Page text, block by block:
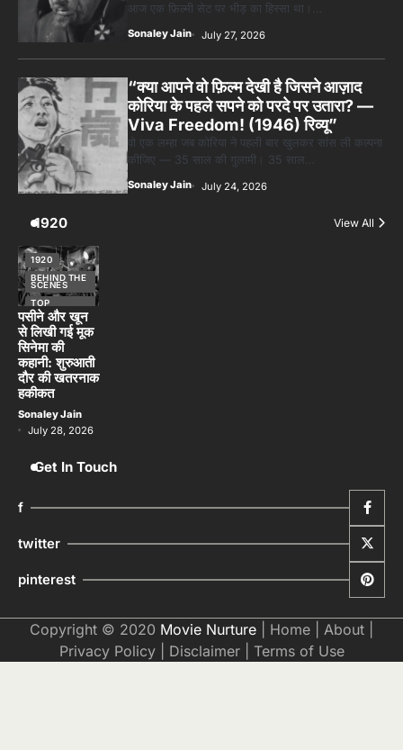
आज एक फ़िल्मी सेट पर भीड़ का हिस्सा था।…
Sonaley Jain July 27, 2026
“क्या आपने वो फ़िल्म देखी है जिसने आज़ाद
कोरिया के पहले सपने को परदे पर उतारा? —
Viva Freedom! (1946) रिव्यू”
वो एक लम्हा जब कोरिया ने पहली बार खुलकर सांस ली कल्पना
कीजिए — 35 साल की गुलामी। 35 साल…
Sonaley Jain July 24, 2026
1920 View All
1920
BEHIND THE
SCENES
TOP
STORIES
पसीने और खून
से लिखी गई मूक
सिनेमा की
कहानी: शुरुआती
दौर की खतरनाक
हकीकत
Sonaley Jain
July 28, 2026
Get In Touch
f
twitter
pinterest
Copyright © 2020 Movie Nurture Home About
Privacy Policy| Disclaimer| Terms of Use